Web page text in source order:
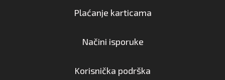
Plaćanje karticama
Načini isporuke
Korisnička podrška